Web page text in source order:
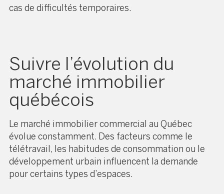
cas de difficultés temporaires.
Suivre l’évolution du
marché immobilier
québécois
Le marché immobilier commercial au Québec
évolue constamment. Des facteurs comme le
télétravail, les habitudes de consommation ou le
développement urbain influencent la demande
pour certains types d’espaces.